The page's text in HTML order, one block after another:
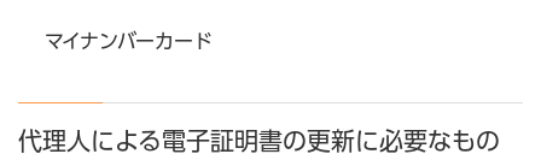
マイナンバーカード
代理人による電子証明書の更新に必要なもの